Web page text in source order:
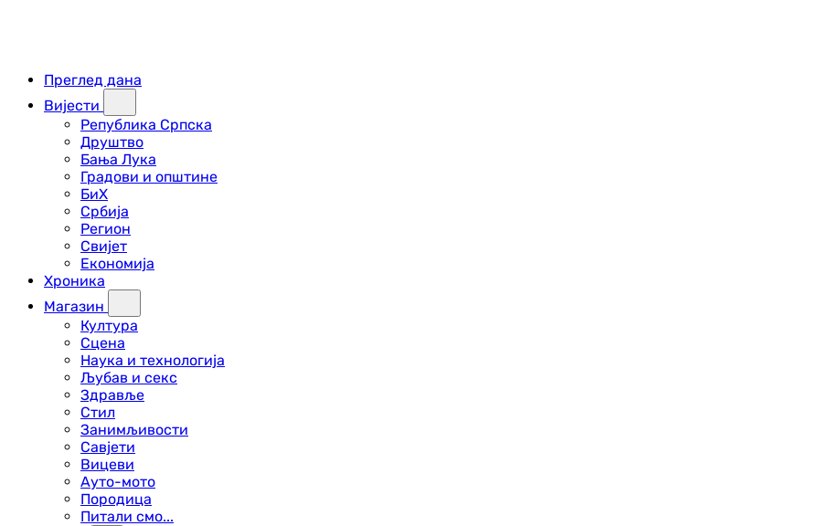
Преглед дана
Вијести
Република Српска
Друштво
Бања Лука
Градови и општине
БиХ
Србија
Регион
Свијет
Економија
Хроника
Магазин
Култура
Сцена
Наука и технологија
Љубав и секс
Здравље
Стил
Занимљивости
Савјети
Вицеви
Ауто-мото
Породица
Питали смо...